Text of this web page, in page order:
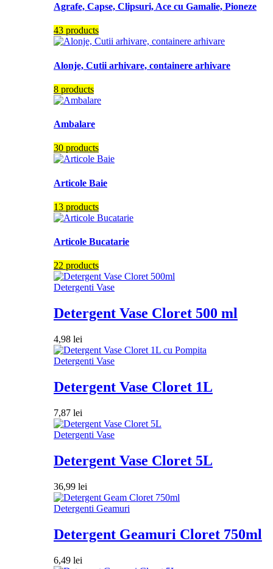
Agrafe, Capse, Clipsuri, Ace cu Gamalie, Pioneze
43 products
Alonje, Cutii arhivare, containere arhivare
8 products
Ambalare
30 products
Articole Baie
13 products
Articole Bucatarie
22 products
Detergenti Vase
Detergent Vase Cloret 500 ml
4,98 lei
Detergenti Vase
Detergent Vase Cloret 1L
7,87 lei
Detergenti Vase
Detergent Vase Cloret 5L
36,99 lei
Detergenti Geamuri
Detergent Geamuri Cloret 750ml
6,49 lei